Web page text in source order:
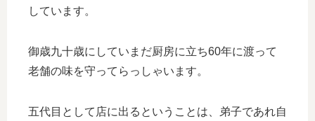
しています。
御歳九十歳にしていまだ厨房に立ち60年に渡って
老舗の味を守ってらっしゃいます。
五代目として店に出るということは、弟子であれ自